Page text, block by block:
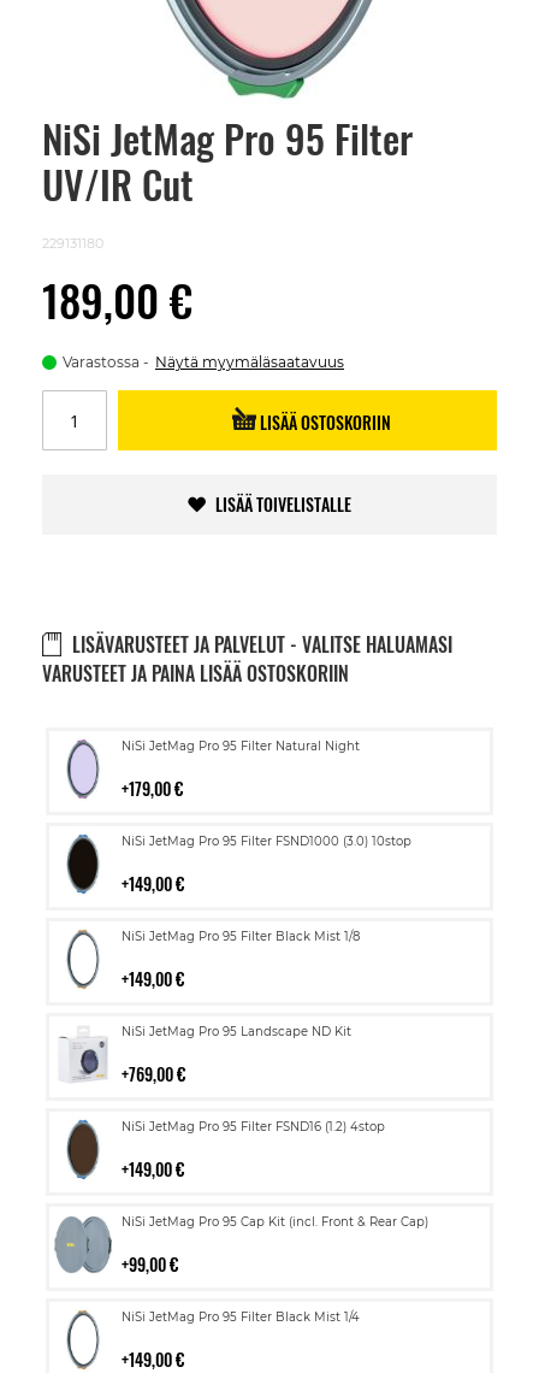
NiSi JetMag Pro 95 Filter
UV/IR Cut
229131180
189,00 €
Varastossa Näytä myymäläsaatavuus
LISÄÄ OSTOSKORIIN
LISÄÄ TOIVELISTALLE
LISÄVARUSTEET JA PALVELUT - VALITSE HALUAMASI
VARUSTEET JA PAINA LISÄÄ OSTOSKORIIN
NiSi JetMag Pro 95 Filter Natural Night
179,00 €
Lisää
NiSi JetMag Pro 95 Filter FSND1000 (3.0) 10stop
149,00 €
Lisää
NiSi JetMag Pro 95 Filter Black Mist 1/8
149,00 €
Lisää
NiSi JetMag Pro 95 Landscape ND Kit
769,00 €
Lisää
NiSi JetMag Pro 95 Filter FSND16 (1.2) 4stop
149,00 €
Lisää
NiSi JetMag Pro 95 Cap Kit (incl. Front & Rear Cap)
99,00 €
Lisää
NiSi JetMag Pro 95 Filter Black Mist 1/4
149,00 €
Lisää
Skip
beginning
images